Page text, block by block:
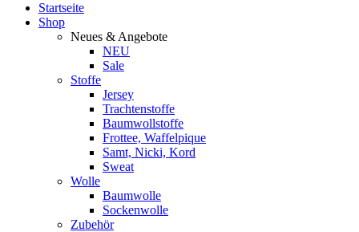
Startseite
Shop
Neues & Angebote
NEU
Sale
Stoffe
Jersey
Trachtenstoffe
Baumwollstoffe
Frottee, Waffelpique
Samt, Nicki, Kord
Sweat
Wolle
Baumwolle
Sockenwolle
Zubehör